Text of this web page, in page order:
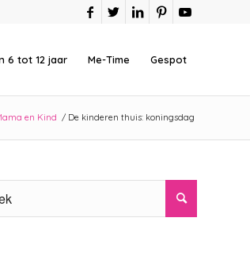
6 tot 12 jaar Me-Time Gespot
en Kind / De kinderen thuis: koningsdag